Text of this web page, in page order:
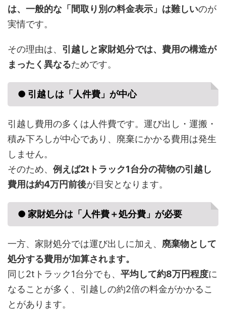
は、一般的な「間取り別の料金表示」は難しいのが
実情です。
その理由は、 引越しと家財処分では、費用の構造が
まったく異なるためです。
● 引越しは「人件費」が中心
引越し費用の多くは人件費です。運び出し・運搬・
積み下ろしが中心であり、廃棄にかかる費用は発生
しません。
そのため、 例えば2tトラック1台分の荷物の引越し
費用は約4万円前後が目安となります。
● 家財処分は「人件費＋処分費」が必要
一方、家財処分では運び出しに加え、 廃棄物として
処分する費用が加算されます。
同じ2tトラック1台分でも、 平均して約8万円程度に
なることが多く、引越しの約2倍の料金がかかるこ
とがあります。